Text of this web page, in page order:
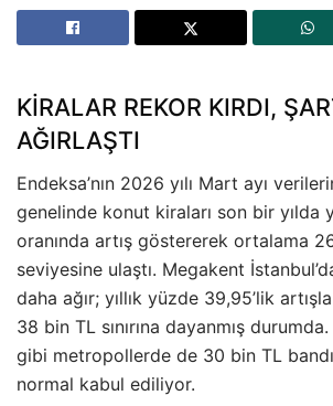
KİRALAR REKOR KIRDI,
AĞIRLAŞTI
Endeksa’nın 2026 yılı Mart ayı
genelinde konut kiraları son bir yılda
oranında artış göstererek ortalama
seviyesine ulaştı. Megakent
daha ağır; yıllık yüzde 39,95’lik
38 bin TL sınırına dayanmış
gibi metropollerde de 30 bin TL
normal kabul ediliyor.